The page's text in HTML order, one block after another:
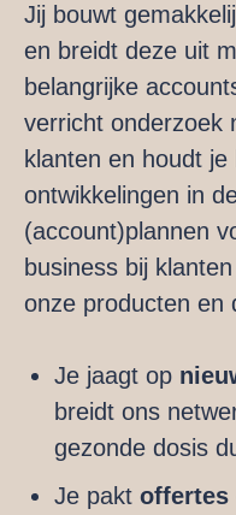
Jij bouwt
en breidt deze uit
belangrijke
verricht onderzoek
klanten en houdt
ontwikkelingen in
(account)plannen
business bij
onze producten en
Je jaagt op
breidt ons
gezonde dosis
Je pakt offertes